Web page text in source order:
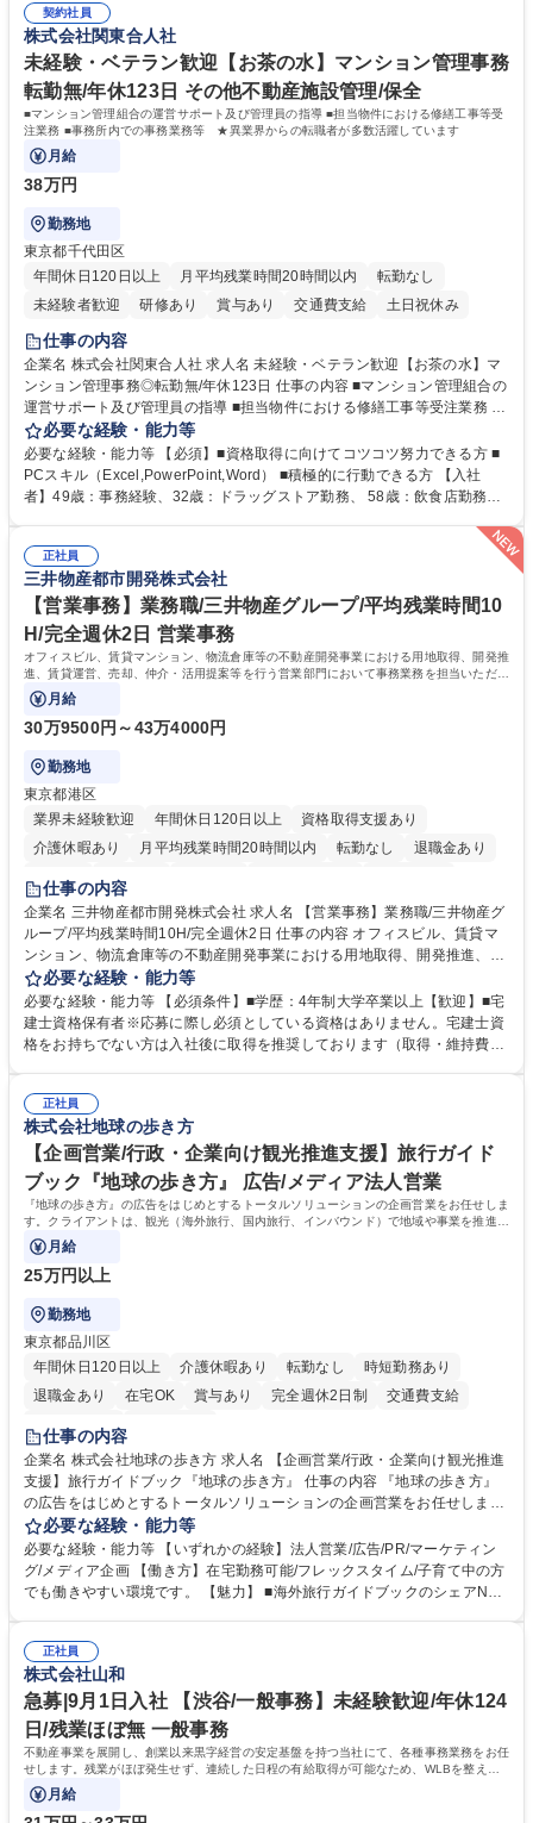
幅広い業務の体得が可能で、多様なキャリアパスを描くことも可能です。
募集職種 【総務】未経験歓迎◎/リモート可/世界で唯一の事業/福利厚生◎/
再雇用有
対処できる・新しいことに興味関心がある 【魅力】■自己啓発支援：資格
取得や通信教育など費用の80%（年間25万円まで）を補助 ■住宅手当：家
賃の50%（月額7万円まで）を補助 学歴・資格 学歴：大学院 大学 語学
力： 資格：
契約社員
株式会社関東合人社
未経験・ベテラン歓迎【お茶の水】マンション管理事務
転勤無/年休123日 その他不動産施設管理/保全
■マンション管理組合の運営サポート及び管理員の指導 ■担当物件における修繕工事等受
注業務 ■事務所内での事務業務等 ★異業界からの転職者が多数活躍しています
月給
38万円
勤務地
東京都千代田区
年間休日120日以上
月平均残業時間20時間以内
転勤なし
未経験者歓迎
研修あり 賞与あり 交通費支給 土日祝休み
仕事の内容
企業名 株式会社関東合人社 求人名 未経験・ベテラン歓迎【お茶の水】マ
ンション管理事務◎転勤無/年休123日 仕事の内容 ■マンション管理組合の
運営サポート及び管理員の指導 ■担当物件における修繕工事等受注業務 ■
事務所内での事務業務等 ★異業界からの転職者が多数活躍しています
【年収補足】532万円 ＋別途インセンティヴで平均約100万円/年（昨年度
実績） ＋管理業務主任者資格手当50,000円/月 ★親会社である株式会社合
人社計画研究所社のグループ会社として、質の高いサービスと適性価格を
募集職種 未経験・ベテラン歓迎【お茶の水】マンション管理事務◎転勤
無/年休123日
必要な経験・能力等
必要な経験・能力等 【必須】■資格取得に向けてコツコツ努力できる方 ■
PCスキル（Excel,PowerPoint,Word） ■積極的に行動できる方 【入社
者】49歳：事務経験、32歳：ドラッグストア勤務、 58歳：飲食店勤務
試や研修制度など充実！ ＊未資格者の8割以上が入社2年以内に資格を取
得出来ております！ 【魅力】■フレックス制度、未経験からでも下限年収
を一律支給！ ■管理業務主任者資格取得後には50,000円/月の手当あり！
学歴・資格 学歴：大学院 大学 高専 短大 専修学校 高校 語学力： 資格：第
一種運転免許普通自動車
正社員
三井物産都市開発株式会社
【営業事務】業務職/三井物産グループ/平均残業時間10
H/完全週休2日 営業事務
オフィスビル、賃貸マンション、物流倉庫等の不動産開発事業における用地取得、開発推
進、賃貸運営、売却、仲介・活用提案等を行う営業部門において事務業務を担当いただき
ます。
月給
30万9500円～43万4000円
勤務地
東京都港区
業界未経験歓迎
年間休日120日以上
資格取得支援あり
介護休暇あり
月平均残業時間20時間以内 転勤なし
退職金あり
在宅OK
賞与あり
駅近5分以内
土日祝休み 寮・社宅あり
仕事の内容
企業名 三井物産都市開発株式会社 求人名 【営業事務】業務職/三井物産グ
ループ/平均残業時間10H/完全週休2日 仕事の内容 オフィスビル、賃貸マ
ンション、物流倉庫等の不動産開発事業における用地取得、開発推進、賃
貸運営、売却、仲介・活用提案等を行う営業部門において事務業務を担当
いただきます。 【詳細】・契約書管理、契約書製本、捺印対応、ファイリ
ング、登記簿取得、調書取得・支払業務（各種費用支払、支払管理、請
求・支払データ登録、取引先マスター申請対応）・予算作成及び予実管
の他に担当頂く業務が発生する場合があります。 募集職種 【営業事務】
業務職/三井物産グループ/平均残業時間10H/完全週休2日
必要な経験・能力等
必要な経験・能力等 【必須条件】■学歴：4年制大学卒業以上【歓迎】■宅
建士資格保有者※応募に際し必須としている資格はありません。宅建士資
格をお持ちでない方は入社後に取得を推奨しております（取得・維持費用
ション力がある方。 ・チャレンジを厭わず、粘り強く業務に取り組める
方。多様な関係者と謙虚に信頼関係を構築でき、期限を意識したスケジュ
ール管理が出来る方。※将来的に他部署（営業部門、コーポレート部門）
へのジョブローテーションの可能性があります。 学歴・資格 学歴：大学
院 大学 語学力： 資格：宅地建物取引士
正社員
株式会社地球の歩き方
【企画営業/行政・企業向け観光推進支援】旅行ガイド
ブック『地球の歩き方』 広告/メディア法人営業
『地球の歩き方』の広告をはじめとするトータルソリューションの企画営業をお任せしま
す。クライアントは、観光（海外旅行、国内旅行、インバウンド）で地域や事業を推進し
たい国内外の行政や企業です。
月給
25万円以上
勤務地
東京都品川区
年間休日120日以上
介護休暇あり 転勤なし
時短勤務あり
退職金あり
在宅OK 賞与あり 完全週休2日制
交通費支給
駅近5分以内
仕事の内容
企業名 株式会社地球の歩き方 求人名 【企画営業/行政・企業向け観光推進
支援】旅行ガイドブック『地球の歩き方』 仕事の内容 『地球の歩き方』
の広告をはじめとするトータルソリューションの企画営業をお任せしま
す。クライアントは、観光（海外旅行、国内旅行、インバウンド）で地域
や事業を推進したい国内外の行政や企業です。 【業務詳細】■『地球の歩
き方』は海外旅行ガイドブックのNo.1ブランドであり、国内旅行において
も牽引しております。観光推進支援においても、業界を牽引する意欲的な
に、インバウンドのトップブランドに成長しております■旅が業務であ
り、日常です。旅好きにはこれ以上ない環境です 募集職種 【企画営業/行
政・企業向け観光推進支援】旅行ガイドブック『地球の歩き方』
必要な経験・能力等
必要な経験・能力等 【いずれかの経験】法人営業/広告/PR/マーケティン
グ/メディア企画 【働き方】在宅勤務可能/フレックスタイム/子育て中の方
でも働きやすい環境です。 【魅力】 ■海外旅行ガイドブックのシェアNo.1
であり、「地球の歩き方」としてどう取り組むか、共に形を作るコアメン
バーとして活躍いただきます。 学歴・資格 学歴：大学院 大学 語学力： 資
格：
正社員
株式会社山和
急募|9月1日入社 【渋谷/一般事務】未経験歓迎/年休124
日/残業ほぼ無 一般事務
不動産事業を展開し、創業以来黒字経営の安定基盤を持つ当社にて、各種事務業務をお任
せします。残業がほぼ発生せず、連続した日程の有給取得が可能なため、WLBを整えた
い方にお勧めの環境です！
月給